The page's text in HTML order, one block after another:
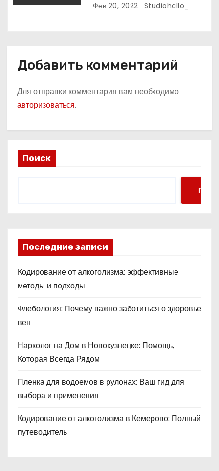
фото и интересные факты,
Фев 20, 2022 Studiohallo_
Добавить комментарий
Для отправки комментария вам необходимо
авторизоваться.
Поиск
Поиск
Последние записи
Кодирование от алкоголизма: эффективные
методы и подходы
Флебология: Почему важно заботиться о здоровье
вен
Нарколог на Дом в Новокузнецке: Помощь,
Которая Всегда Рядом
Пленка для водоемов в рулонах: Ваш гид для
выбора и применения
Кодирование от алкоголизма в Кемерово: Полный
путеводитель